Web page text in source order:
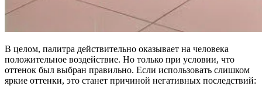
В целом, палитра действительно оказывает на человека
положительное воздействие. Но только при условии, что
оттенок был выбран правильно. Если использовать слишком
яркие оттенки, это станет причиной негативных последствий: